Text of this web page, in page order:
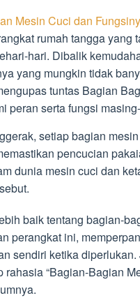
Mesin Cuci dan
rumah tangga yang
hari. Dibalik
yang mungkin tidak
tuntas Bagian
peran serta fungsi
setiap bagian
pencucian
dunia mesin cuci dan
baik tentang bagian-
perangkat ini,
sendiri ketika
“Bagian-Bagian